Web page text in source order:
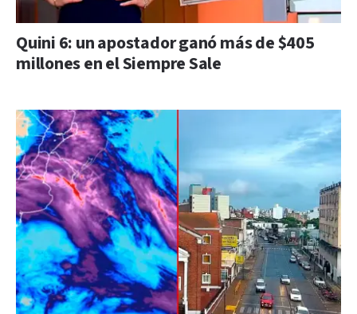
Quini 6: un apostador ganó más de $405
millones en el Siempre Sale